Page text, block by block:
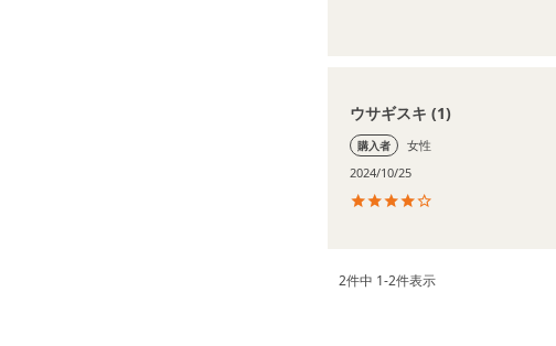
ウサギスキ 1
購入者
女性
2024/10/25
2件中 1-2件表示